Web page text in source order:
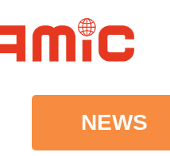
NEWS